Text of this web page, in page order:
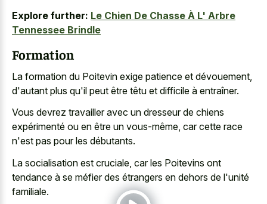
Explore further: Le Chien De Chasse À L' Arbre
Tennessee Brindle
Formation
La formation du Poitevin exige patience et dévouement,
d'autant plus qu'il peut être têtu et difficile à entraîner.
Vous devrez travailler avec un dresseur de chiens
expérimenté ou en être un vous-même, car cette race
n'est pas pour les débutants.
La socialisation est cruciale, car les Poitevins ont
tendance à se méfier des étrangers en dehors de l'unité
familiale.